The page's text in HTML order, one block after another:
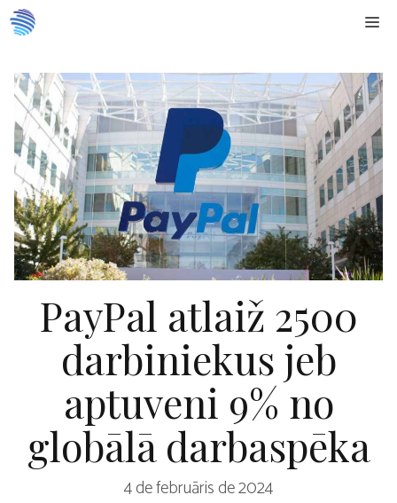
Doties
uz
PayPal atlaiž 2500
darbiniekus jeb
aptuveni 9% no
globālā darbaspēka
4 de februāris de 2024